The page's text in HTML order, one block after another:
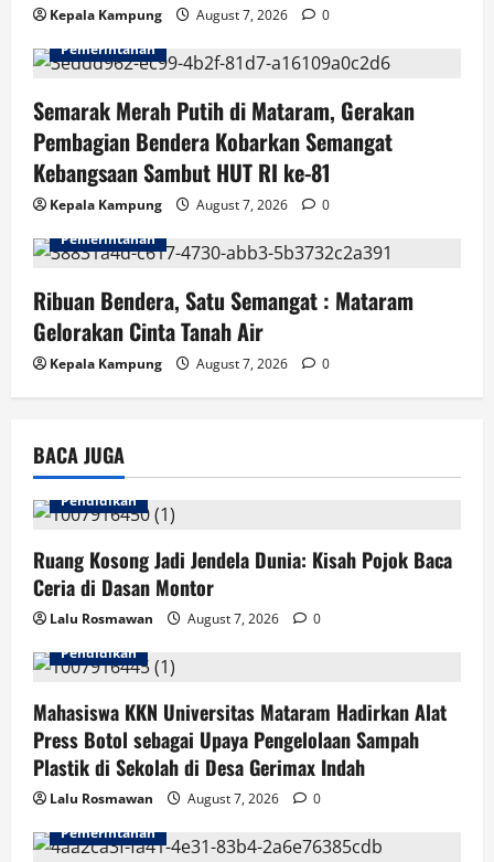
i
o
n
Kepala Kampung August 7, 2026
0
Pemerintahan
Semarak Merah Putih di Mataram, Gerakan
Pembagian Bendera Kobarkan Semangat
Kebangsaan Sambut HUT RI ke-81
Kepala Kampung August 7, 2026
0
Pemerintahan
Ribuan Bendera, Satu Semangat : Mataram
Gelorakan Cinta Tanah Air
Kepala Kampung August 7, 2026 0
BACA JUGA
Pendidikan
Ruang Kosong Jadi Jendela Dunia: Kisah Pojok Baca
Ceria di Dasan Montor
Lalu Rosmawan August 7, 2026
0
Pendidikan
Mahasiswa KKN Universitas Mataram Hadirkan Alat
Press Botol sebagai Upaya Pengelolaan Sampah
Plastik di Sekolah di Desa Gerimax Indah
Lalu Rosmawan August 7, 2026
0
Pemerintahan